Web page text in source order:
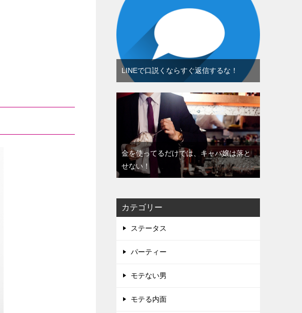
LINEで口説くならすぐ返信するな！
金を使ってるだけでは、キャバ嬢は落と
せない！
カテゴリー
ステータス
パーティー
モテない男
モテる内面